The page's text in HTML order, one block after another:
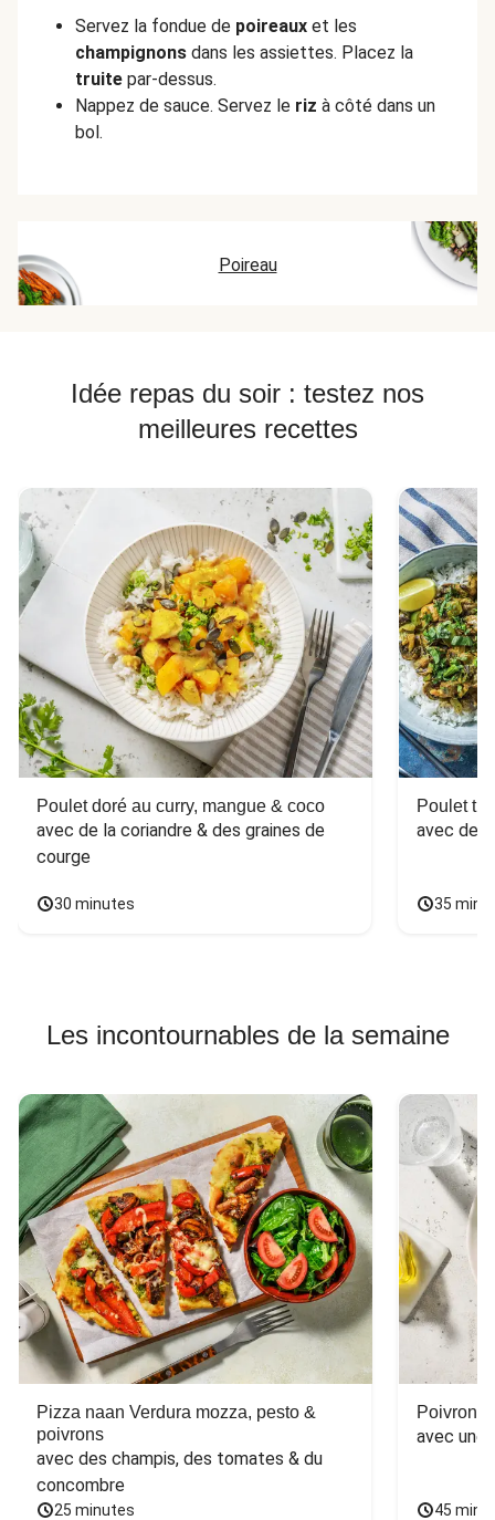
Servez la fondue de poireaux et les
champignons dans les assiettes. Placez la
truite par-dessus.
Nappez de sauce. Servez le riz à côté dans un
bol.
Poireau
Idée repas du soir : testez nos
meilleures recettes
Poulet doré au curry, mangue & coco
avec de la coriandre & des graines de
courge
30 minutes
Poulet
avec des
35
Les incontournables de la semaine
Pizza naan Verdura mozza, pesto &
poivrons
avec des champis, des tomates & du
concombre
25 minutes
Poivron
avec une
45